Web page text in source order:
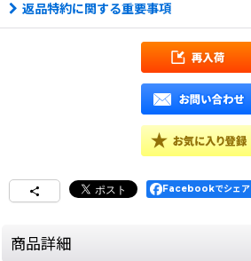
返品特約に関する重要事項
Facebookでシェア
商品詳細